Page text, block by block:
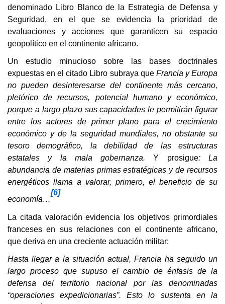
denominado Libro Blanco de la Estrategia de Defensa y
Seguridad, en el que se evidencia la prioridad de
evaluaciones y acciones que garanticen su espacio
geopolítico en el continente africano.
Un estudio minucioso sobre las bases doctrinales
expuestas en el citado Libro subraya que Francia y Europa
no pueden desinteresarse del continente más cercano,
pletórico de recursos, potencial humano y económico,
porque a largo plazo sus capacidades le permitirán figurar
entre los actores de primer plano para el crecimiento
económico y de la seguridad mundiales, no obstante su
tesoro demográfico, la debilidad de las estructuras
estatales y la mala gobernanza.Y prosigue: La
abundancia de materias primas estratégicas y de recursos
energéticos llama a valorar, primero, el beneficio de su
economía…
[6]
La citada valoración evidencia los objetivos primordiales
franceses en sus relaciones con el continente africano,
que deriva en una creciente actuación militar:
Hasta llegar a la situación actual, Francia ha seguido un
largo proceso que supuso el cambio de énfasis de la
defensa del territorio nacional por las denominadas
“operaciones expedicionarias”. Esto lo sustenta en la